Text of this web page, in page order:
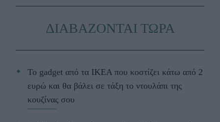
ΔΙΑΒΑΖΟΝΤΑΙ ΤΩΡΑ
Το gadget από τα IKEA που κοστίζει κάτω από 2
ευρώ και θα βάλει σε τάξη το ντουλάπι της
κουζίνας σου